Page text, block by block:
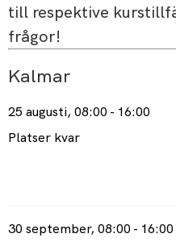
Kalmar
25 augusti, 08:00 - 16:00
Platser kvar
30 september, 08:00 - 16:00